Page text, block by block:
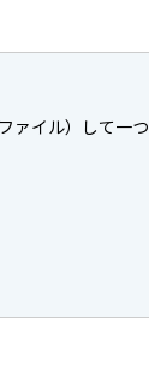
ァイル）して一つ